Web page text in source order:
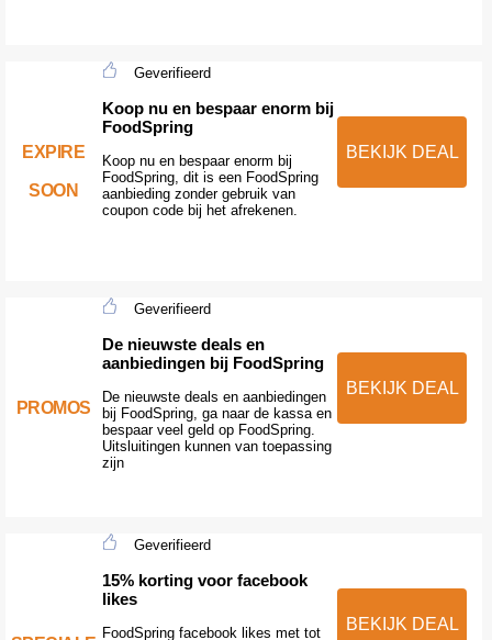
EXPIRE
SOON
Geverifieerd
Koop nu en bespaar enorm bij
FoodSpring
Koop nu en bespaar enorm bij
FoodSpring, dit is een FoodSpring
aanbieding zonder gebruik van
coupon code bij het afrekenen.
BEKIJK DEAL
PROMOS
Geverifieerd
De nieuwste deals en
aanbiedingen bij FoodSpring
De nieuwste deals en aanbiedingen
bij FoodSpring, ga naar de kassa en
bespaar veel geld op FoodSpring.
Uitsluitingen kunnen van toepassing
zijn
BEKIJK DEAL
Geverifieerd
15% korting voor facebook
likes
FoodSpring facebook likes met tot
BEKIJK DEAL